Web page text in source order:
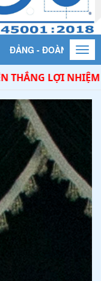
ĐẢNG - ĐOÀN THỂ
VỤ SẢN XUẤT